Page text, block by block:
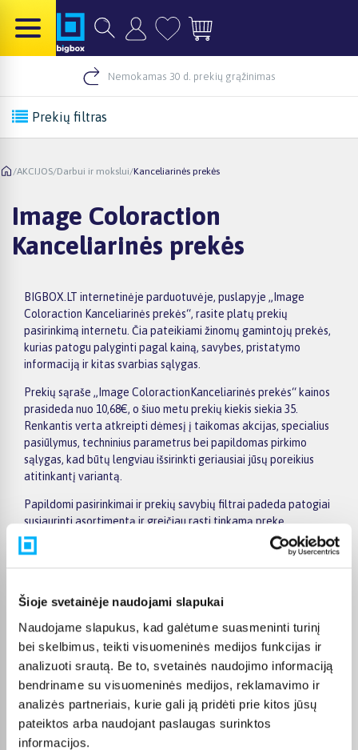
Šioje svetainėje naudojami slapukai
Naudojame slapukus, kad galėtume suasmeninti turinį
bei skelbimus, teikti visuomeninės medijos funkcijas ir
analizuoti srautą. Be to, svetainės naudojimo informaciją
bendriname su visuomeninės medijos, reklamavimo ir
analizės partneriais, kurie gali ją pridėti prie kitos jūsų
pateiktos arba naudojant paslaugas surinktos
informacijos.
Nemokamas 30 d. prekių grąžinimas
Prekių filtras
/AKCIJOS/Darbui ir mokslui/Kanceliarinės prekės
Image Coloraction
Kanceliarinės prekės
BIGBOX.LT internetinėje parduotuvėje, puslapyje „Image
Coloraction Kanceliarinės prekės“, rasite platų prekių
pasirinkimą internetu. Čia pateikiami žinomų gamintojų prekės,
kurias patogu palyginti pagal kainą, savybes, pristatymo
informaciją ir kitas svarbias sąlygas.
Prekių sąraše „Image ColoractionKanceliarinės prekės“ kainos
prasideda nuo 10,68€, o šiuo metu prekių kiekis siekia 35.
Renkantis verta atkreipti dėmesį į taikomas akcijas, specialius
pasiūlymus, techninius parametrus bei papildomas pirkimo
sąlygas, kad būtų lengviau išsirinkti geriausiai jūsų poreikius
atitinkantį variantą.
Papildomi pasirinkimai ir prekių savybių filtrai padeda patogiai
susiaurinti asortimentą ir greičiau rasti tinkamą prekę.
Peržiūrėkite „Image ColoractionKanceliarinės prekės“
pasiūlymus BIGBOX.LT, palyginkite prekes ir pirkite internetu
patogiai. Pasirinktą prekę pristatysime per jos aprašyme
Pirkėjų atsiliepimai apie prekes
Otilija J.
Patvirtintas pirkėjas